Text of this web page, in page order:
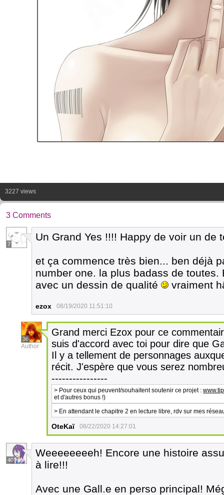
3227 views
3 Comments
7
Un Grand Yes !!!! Happy de voir un
et ça commence très bien... ben déjà
number one. la plus badass de
avec un dessin de qualité
vraiment
ezox 08/19/2020 11:51:10
36
Author
Grand merci Ezox pour ce
suis d'accord avec toi pour dire que
Il y a tellement de personnages
récit. J'espère que vous serez
----------------
> Pour ceux qui peuvent/souhaitent soutenir ce projet :
et d'autres bonus !)
> En attendant le chapitre 2 en lecture libre, rdv sur mes
OteKaï 08/22/2020 14:27:01
40
Weeeeeeeeh! Encore une histoire
à lire!!!
Avec une Gall.e en perso principal!